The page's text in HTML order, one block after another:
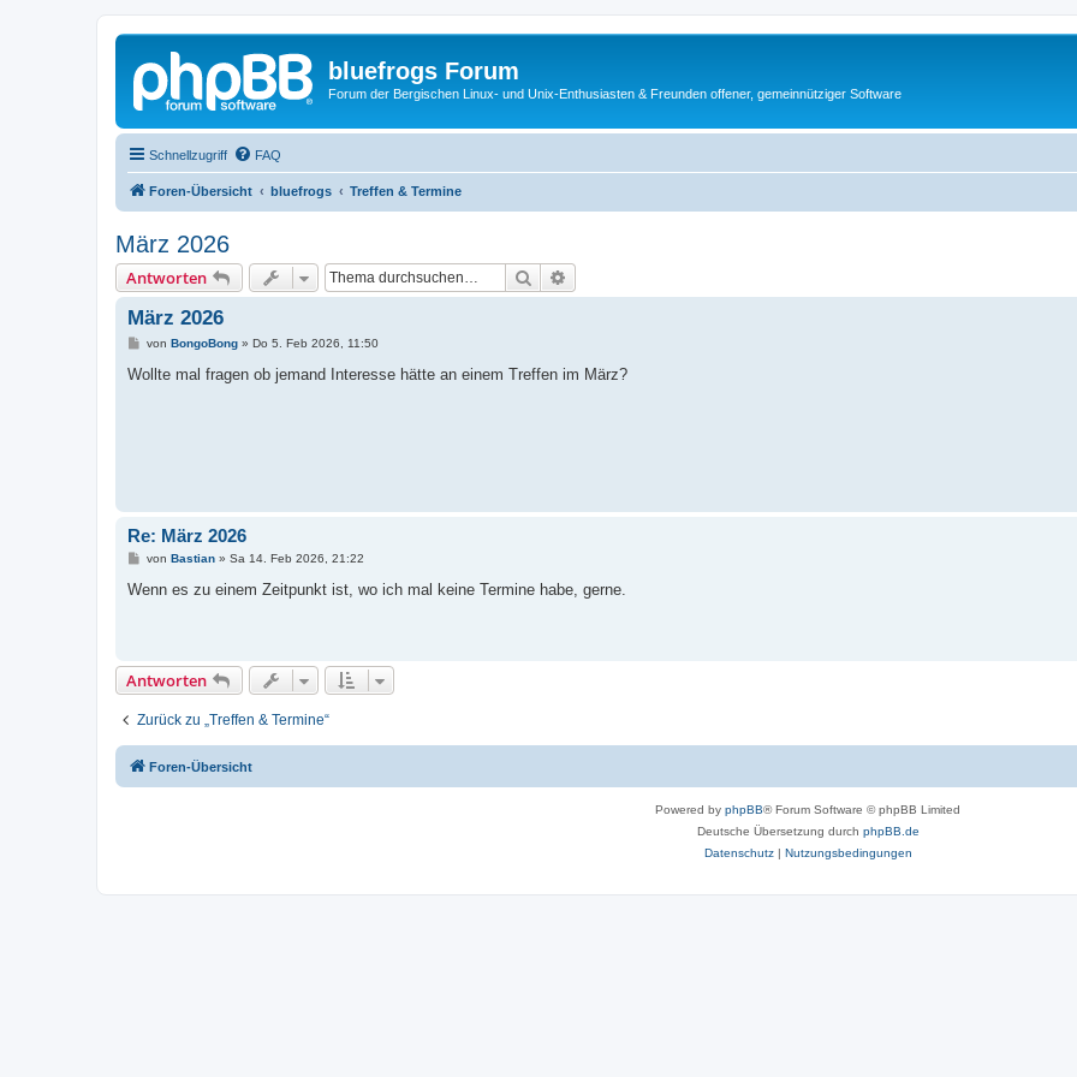
bluefrogs Forum
Forum der Bergischen Linux- und Unix-Enthusiasten & Freunden offener, gemeinnütziger Software
Schnellzugriff FAQ
Foren-Übersicht bluefrogs Treffen & Termine
März 2026
Antworten Suche
März 2026
B
i
von BongoBong» Do 5. Feb 2026, 11:50
Wollte mal fragen ob jemand Interesse hätte an einem Treffen im März?
Re: März 2026
B
i
von Bastian» Sa 14. Feb 2026, 21:22
Wenn es zu einem Zeitpunkt ist, wo ich mal keine Termine habe, gerne.
Antworten
Zurück zu „Treffen & Termine“
Foren-Übersicht
Powered by phpBB® Forum Software © phpBB Limited
Deutsche Übersetzung durch phpBB.de
Datenschutz| Nutzungsbedingungen